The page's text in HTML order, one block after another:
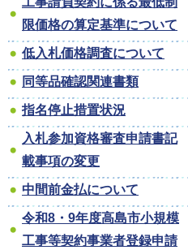
限価格の算定基準について
低入札価格調査について
同等品確認関連書類
指名停止措置状況
入札参加資格審査申請書記
載事項の変更
中間前金払について
令和8・9年度高島市小規模
工事等契約事業者登録申請